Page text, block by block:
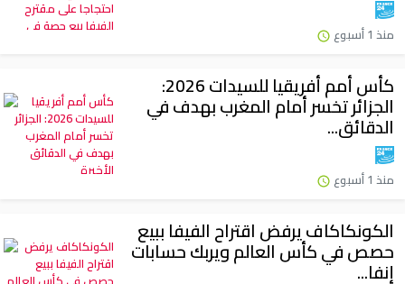
منذ 1 أسبوع
كأس أمم أفريقيا للسيدات 2026:
الجزائر تخسر أمام المغرب بهدف في
الدقائق...
منذ 1 أسبوع
الكونكاكاف يرفض اقتراح الفيفا ببيع
حصص في كأس العالم ويربك حسابات
إنفا...